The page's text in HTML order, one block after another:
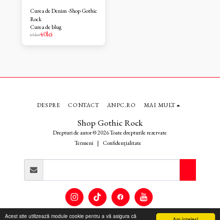
Acest site utilizează module cookie pentru a vă asigura că
Curea de Denim -Shop Gothic
Rock
Curea de blug
65lei40lei
Shop Gothic Rock
Drepturi de autor © 2026 Toate drepturile rezervate
Termeni | Confidențialitate
DESPRE CONTACT ANPC.RO MAI MULT